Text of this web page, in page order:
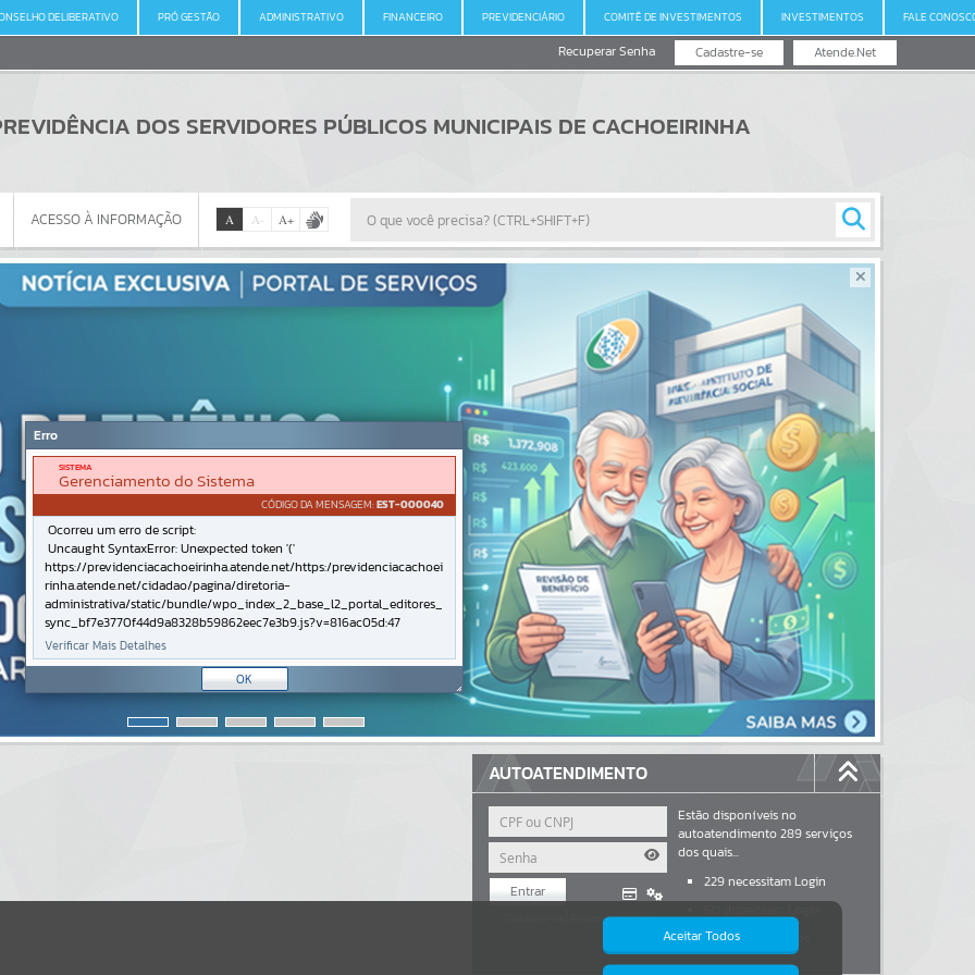
DELIBERATIVO PRÓ GESTÃO ADMINISTRATIVO FINANCEIRO PREVIDENCIÁRIO COMITÊ DE INVESTIMENTOS INVESTIMENTOS FALE
Atende.Net
Cadastre-se
Recuperar Senha
DOS SERVIDORES PÚBLICOS MUNICIPAIS DE CACHOEIRINHA
ACESSO À INFORMAÇÃO
ACESSO À INFORMAÇÃO
A A- A+
AUTOATENDIMENTO
Entrar
Recuperar Senha
Estão disponíveis no
autoatendimento289serviços
dos quais...
229 necessitam Login
6são informativos
Aceitar Todos
Erro
SISTEMA
Gerenciamento do Sistema
CÓDIGO DA MENSAGEM:EST-000040
Ocorreu um erro de script:
Uncaught SyntaxError: Unexpected token '('
https://previdenciacachoeirinha.atende.net/https:/previdenciacachoei
rinha.atende.net/cidadao/pagina/diretoria-
administrativa/static/bundle/wpo_index_2_base_l2_portal_editores_
sync_bf7e3770f44d9a8328b59862eec7e3b9.js?v=816ac05d:47
Verificar Mais Detalhes
OK